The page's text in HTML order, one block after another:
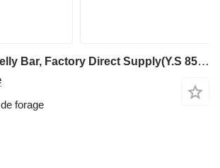
Jintai Custom Kelly Bar, Factory Direct Supply(Y.S 850+MPa)
forage